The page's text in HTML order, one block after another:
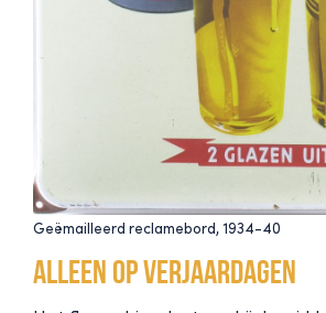
Geëmailleerd reclamebord, 1934-40
Alleen op verjaardagen